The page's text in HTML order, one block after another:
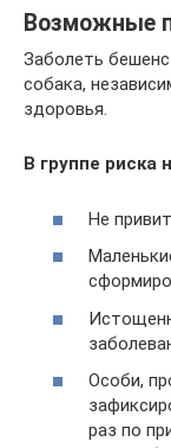
Возможные
Заболеть
собака,
здоровья.
В группе риска
Не
Особи,
раз по